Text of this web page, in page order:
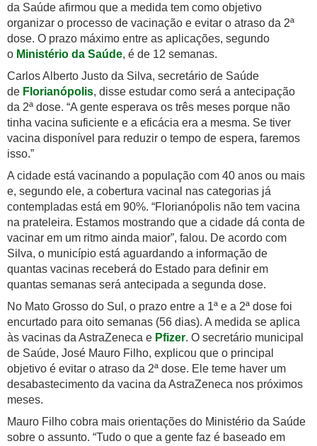
da Saúde afirmou que a medida tem como objetivo
organizar o processo de vacinação e evitar o atraso da 2ª
dose. O prazo máximo entre as aplicações, segundo
o Ministério da Saúde, é de 12 semanas.
Carlos Alberto Justo da Silva, secretário de Saúde
de Florianópolis, disse estudar como será a antecipação
da 2ª dose. “A gente esperava os três meses porque não
tinha vacina suficiente e a eficácia era a mesma. Se tiver
vacina disponível para reduzir o tempo de espera, faremos
isso.”
A cidade está vacinando a população com 40 anos ou mais
e, segundo ele, a cobertura vacinal nas categorias já
contempladas está em 90%. “Florianópolis não tem vacina
na prateleira. Estamos mostrando que a cidade dá conta de
vacinar em um ritmo ainda maior”, falou. De acordo com
Silva, o município está aguardando a informação de
quantas vacinas receberá do Estado para definir em
quantas semanas será antecipada a segunda dose.
No Mato Grosso do Sul, o prazo entre a 1ª e a 2ª dose foi
encurtado para oito semanas (56 dias). A medida se aplica
às vacinas da AstraZeneca e Pfizer. O secretário municipal
de Saúde, José Mauro Filho, explicou que o principal
objetivo é evitar o atraso da 2ª dose. Ele teme haver um
desabastecimento da vacina da AstraZeneca nos próximos
meses.
Mauro Filho cobra mais orientações do Ministério da Saúde
sobre o assunto. “Tudo o que a gente faz é baseado em